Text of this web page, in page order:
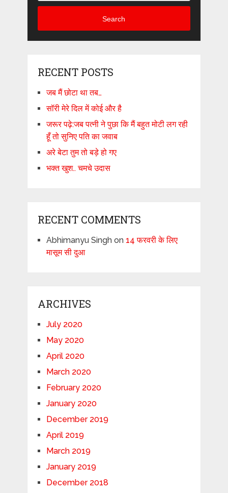
Search
RECENT POSTS
जब मैं छोटा था तब…
सॉरी मेरे दिल में कोई और है
जरूर पढ़े:जब पत्नी ने पुछा कि मैं बहुत मोटी लग रही
हूँ तो सुनिए पति का जवाब
अरे बेटा तुम तो बड़े हो गए
भक्त खुश.. चमचे उदास
RECENT COMMENTS
Abhimanyu Singhon 14 फरवरी के लिए
मासूम सी दुआ
ARCHIVES
July 2020
May 2020
April 2020
March 2020
February 2020
January 2020
December 2019
April 2019
March 2019
January 2019
December 2018